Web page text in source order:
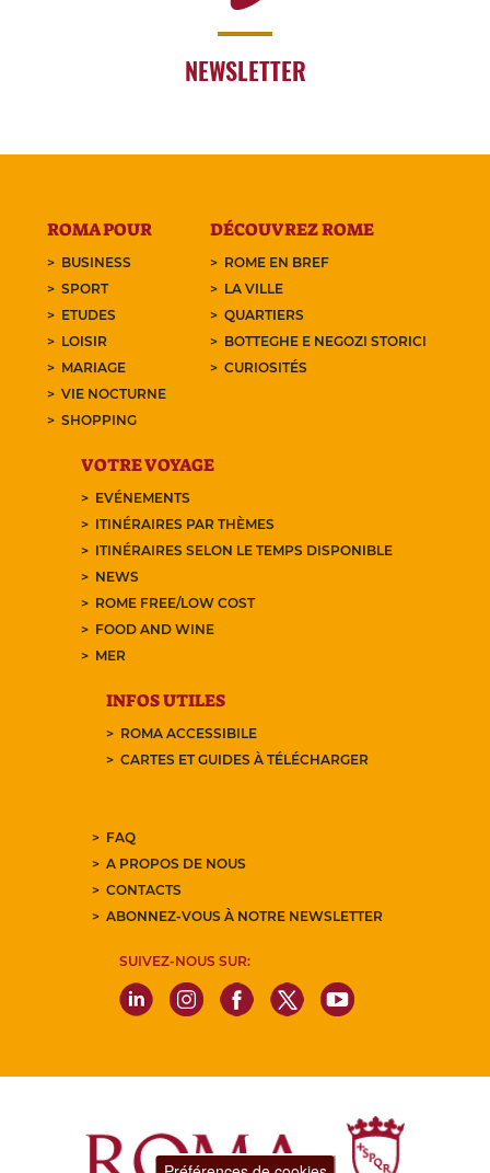
NEWSLETTER
ROMA POUR
BUSINESS
SPORT
ETUDES
LOISIR
MARIAGE
VIE NOCTURNE
SHOPPING
DÉCOUVREZ ROME
ROME EN BREF
LA VILLE
QUARTIERS
BOTTEGHE E NEGOZI STORICI
CURIOSITÉS
VOTRE VOYAGE
EVÉNEMENTS
ITINÉRAIRES PAR THÈMES
ITINÉRAIRES SELON LE TEMPS DISPONIBLE
NEWS
ROME FREE/LOW COST
FOOD AND WINE
MER
INFOS UTILES
ROMA ACCESSIBILE
CARTES ET GUIDES À TÉLÉCHARGER
FAQ
A PROPOS DE NOUS
CONTACTS
ABONNEZ-VOUS À NOTRE NEWSLETTER
SUIVEZ-NOUS SUR: